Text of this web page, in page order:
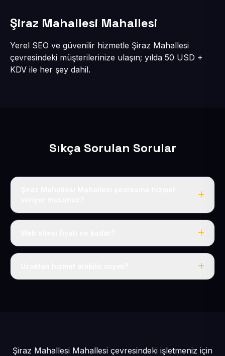
Şiraz Mahallesi Mahallesi
Yerel SEO ve güvenilir hizmetle Şiraz Mahallesi
çevresindeki müşterilerinize ulaşın; yılda 50 USD +
KDV ile her şey dahil.
Sıkça Sorulan Sorular
Evet, Şiraz Mahallesi dahil tüm Tomarza ve Tomarza
Tek fiyat: yılda 50 USD + KDV, her şey dahil.
Şiraz Mahallesi Mahallesi çevresindeki işletmeniz için